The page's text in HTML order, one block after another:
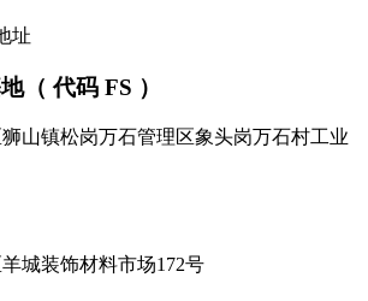
（ 代码 FS ）
山镇松岗万石管理区象头岗万石村工业
城装饰材料市场172号